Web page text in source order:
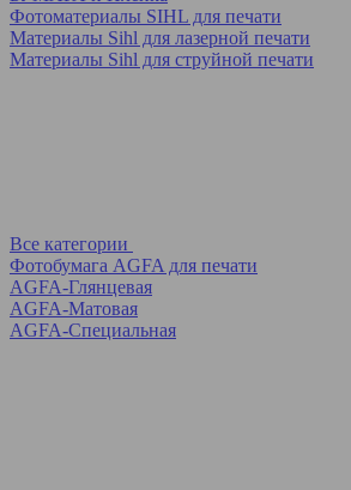
Фотоматериалы SIHL для печати
Материалы Sihl для лазерной печати
Материалы Sihl для струйной печати
Все категории
Фотобумага AGFA для печати
AGFA-Глянцевая
AGFA-Матовая
AGFA-Специальная